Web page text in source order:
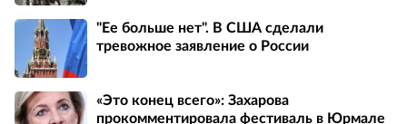
"Ее больше нет". В США сделали
тревожное заявление о России
«Это конец всего»: Захарова
прокомментировала фестиваль в Юрмале